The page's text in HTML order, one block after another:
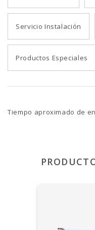
Servicio Instalación
Productos Especiales
Tiempo aproximado de